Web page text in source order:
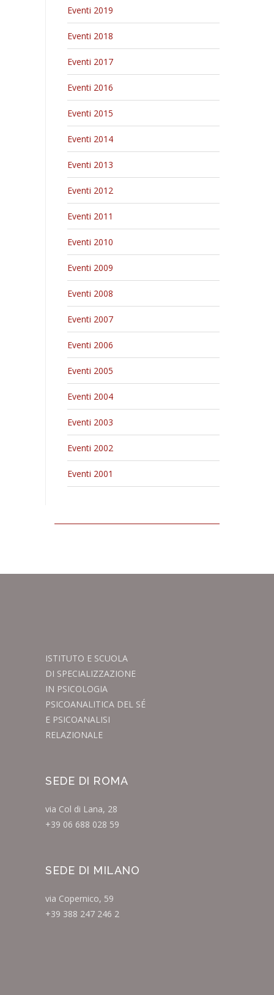
Eventi 2019
Eventi 2018
Eventi 2017
Eventi 2016
Eventi 2015
Eventi 2014
Eventi 2013
Eventi 2012
Eventi 2011
Eventi 2010
Eventi 2009
Eventi 2008
Eventi 2007
Eventi 2006
Eventi 2005
Eventi 2004
Eventi 2003
Eventi 2002
Eventi 2001
ISTITUTO E SCUOLA
DI SPECIALIZZAZIONE
IN PSICOLOGIA
PSICOANALITICA DEL SÉ
E PSICOANALISI
RELAZIONALE
SEDE DI ROMA
via Col di Lana, 28
+39 06 688 028 59
SEDE DI MILANO
via Copernico, 59
+39 388 247 246 2